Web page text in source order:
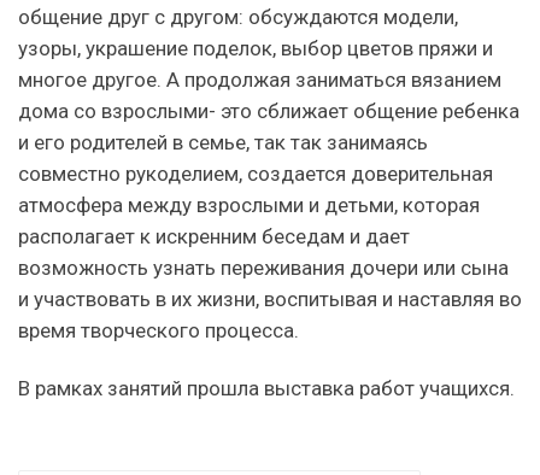
общение друг с другом: обсуждаются модели,
узоры, украшение поделок, выбор цветов пряжи и
многое другое. А продолжая заниматься вязанием
дома со взрослыми- это сближает общение ребенка
и его родителей в семье, так так занимаясь
совместно рукоделием, создается доверительная
атмосфера между взрослыми и детьми, которая
располагает к искренним беседам и дает
возможность узнать переживания дочери или сына
и участвовать в их жизни, воспитывая и наставляя во
время творческого процесса.
В рамках занятий прошла выставка работ учащихся.